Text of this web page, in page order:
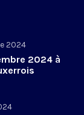
2024
2024 à